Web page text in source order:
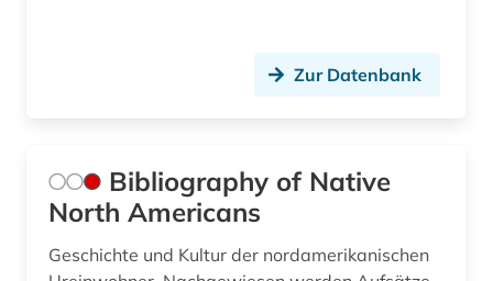
Zur Datenbank
Bibliography of Native
North Americans
Geschichte und Kultur der nordamerikanischen